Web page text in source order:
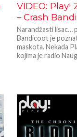
VIDEO: Play!
– Crash
Narandžasti lisac…
Bandicoot je
maskota. Nekada
kojima je radio